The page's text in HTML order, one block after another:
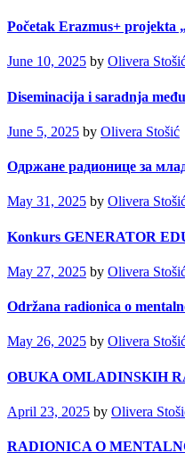
Početak Erazmus+ projekta
June 10, 2025 by Olivera
Diseminacija i saradnja
June 5, 2025 by Olivera Stošić
Одржане радионице за
May 31, 2025 by Olivera
Konkurs GENERATOR
May 27, 2025 by Olivera
Održana radionica o
May 26, 2025 by Olivera
OBUKA OMLADINSKIH
April 23, 2025 by Olivera
RADIONICA O